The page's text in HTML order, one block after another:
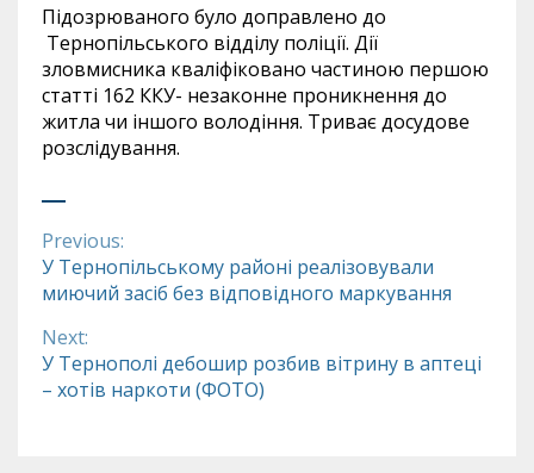
Підозрюваного було доправлено до
Тернопільського відділу поліції. Дії
зловмисника кваліфіковано частиною першою
статті 162 ККУ- незаконне проникнення до
житла чи іншого володіння. Триває досудове
розслідування.
Continue
Reading
Previous:
У Тернопільському районі реалізовували
миючий засіб без відповідного маркування
Next:
У Тернополі дебошир розбив вітрину в аптеці
– хотів наркоти (ФОТО)